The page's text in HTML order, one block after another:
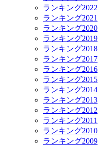
ランキング2022
ランキング2021
ランキング2020
ランキング2019
ランキング2018
ランキング2017
ランキング2016
ランキング2015
ランキング2014
ランキング2013
ランキング2012
ランキング2011
ランキング2010
ランキング2009